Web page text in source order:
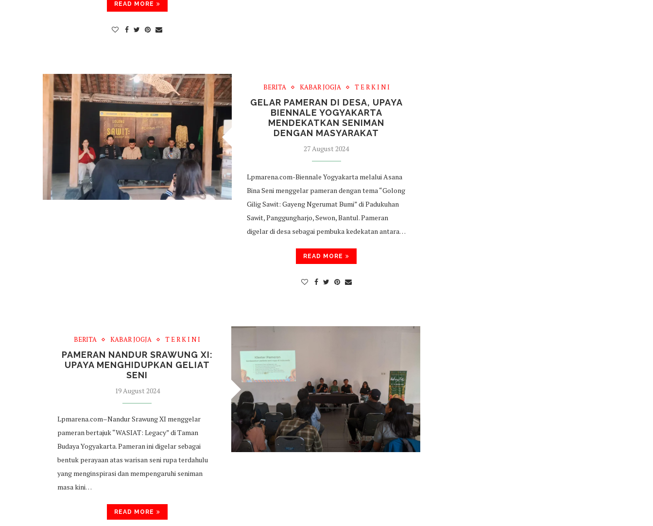
READ MORE
BERITA KABAR JOGJA T E R K I N I
GELAR PAMERAN DI DESA, UPAYA
BIENNALE YOGYAKARTA
MENDEKATKAN SENIMAN
DENGAN MASYARAKAT
27 August 2024
Lpmarena.com-Biennale Yogyakarta melalui Asana
Bina Seni menggelar pameran dengan tema “Golong
Gilig Sawit: Gayeng Ngerumat Bumi” di Padukuhan
Sawit, Panggungharjo, Sewon, Bantul. Pameran
digelar di desa sebagai pembuka kedekatan antara…
READ MORE
BERITA KABAR JOGJA T E R K I N I
PAMERAN NANDUR SRAWUNG XI:
UPAYA MENGHIDUPKAN GELIAT
SENI
19 August 2024
Lpmarena.com–Nandur Srawung XI menggelar
pameran bertajuk “WASIAT: Legacy” di Taman
Budaya Yogyakarta. Pameran ini digelar sebagai
bentuk perayaan atas warisan seni rupa terdahulu
yang menginspirasi dan mempengaruhi seniman
masa kini…
READ MORE